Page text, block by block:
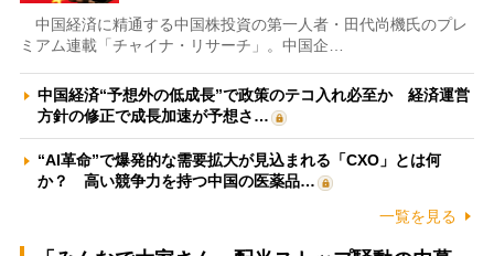
中国経済に精通する中国株投資の第一人者・田代尚機氏のプレ
ミアム連載「チャイナ・リサーチ」。中国企…
中国経済“予想外の低成長”で政策のテコ入れ必至か 経済運営
方針の修正で成長加速が予想さ…
“AI革命”で爆発的な需要拡大が見込まれる「CXO」とは何
か？ 高い競争力を持つ中国の医薬品…
一覧を見る